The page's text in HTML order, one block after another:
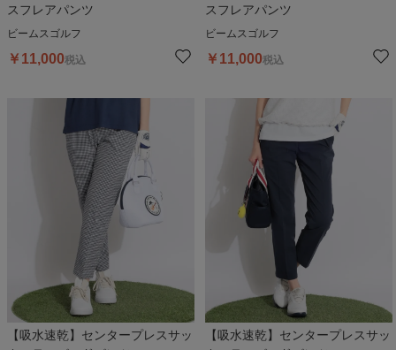
スフレアパンツ
ビームスゴルフ
￥ 11,000税込
スフレアパンツ
ビームスゴルフ
￥ 11,000税込
【吸水速乾】センタープレスサッ
【吸水速乾】センタープレスサッ